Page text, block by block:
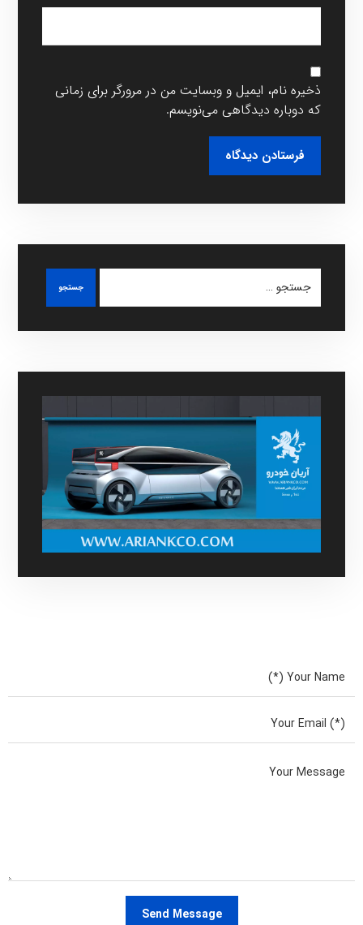
ذخیره نام، ایمیل و وبسایت من در مرورگر برای زمانی
که دوباره دیدگاهی می‌نویسم.
فرستادن دیدگاه
جستجو
Send Message